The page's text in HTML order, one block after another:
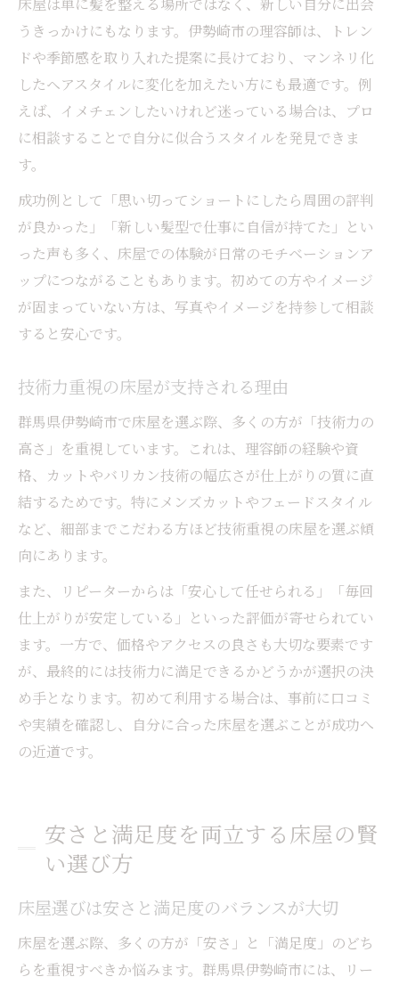
床屋は単に髪を整える場所ではなく、新しい自分に出会
うきっかけにもなります。伊勢崎市の理容師は、トレン
ドや季節感を取り入れた提案に長けており、マンネリ化
したヘアスタイルに変化を加えたい方にも最適です。例
えば、イメチェンしたいけれど迷っている場合は、プロ
に相談することで自分に似合うスタイルを発見できま
す。
成功例として「思い切ってショートにしたら周囲の評判
が良かった」「新しい髪型で仕事に自信が持てた」とい
った声も多く、床屋での体験が日常のモチベーションア
ップにつながることもあります。初めての方やイメージ
が固まっていない方は、写真やイメージを持参して相談
すると安心です。
技術力重視の床屋が支持される理由
群馬県伊勢崎市で床屋を選ぶ際、多くの方が「技術力の
高さ」を重視しています。これは、理容師の経験や資
格、カットやバリカン技術の幅広さが仕上がりの質に直
結するためです。特にメンズカットやフェードスタイル
など、細部までこだわる方ほど技術重視の床屋を選ぶ傾
向にあります。
また、リピーターからは「安心して任せられる」「毎回
仕上がりが安定している」といった評価が寄せられてい
ます。一方で、価格やアクセスの良さも大切な要素です
が、最終的には技術力に満足できるかどうかが選択の決
め手となります。初めて利用する場合は、事前に口コミ
や実績を確認し、自分に合った床屋を選ぶことが成功へ
の近道です。
安さと満足度を両立する床屋の賢
い選び方
床屋選びは安さと満足度のバランスが大切
床屋を選ぶ際、多くの方が「安さ」と「満足度」のどち
らを重視すべきか悩みます。群馬県伊勢崎市には、リー